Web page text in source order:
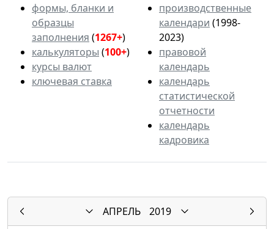
формы, бланки и
образцы
заполнения (1267+)
калькуляторы (100+)
курсы валют
ключевая ставка
производственные
календари (1998-
2023)
правовой
календарь
календарь
статистической
отчетности
календарь
кадровика
АПРЕЛЬ
2019